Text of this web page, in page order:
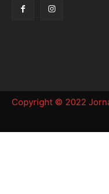
Copyright © 2022